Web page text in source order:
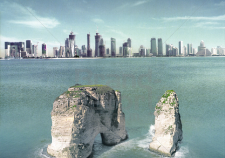
Banque Audi Banque Audi sal 2005